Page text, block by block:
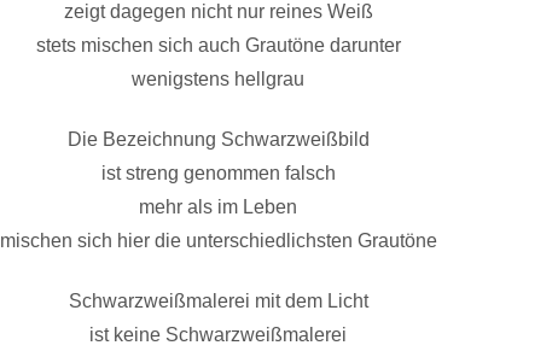
zeigt dagegen nicht nur reines Weiß
stets mischen sich auch Grautöne darunter
wenigstens hellgrau
Die Bezeichnung Schwarzweißbild
ist streng genommen falsch
mehr als im Leben
mischen sich hier die unterschiedlichsten Grautöne
Schwarzweißmalerei mit dem Licht
ist keine Schwarzweißmalerei